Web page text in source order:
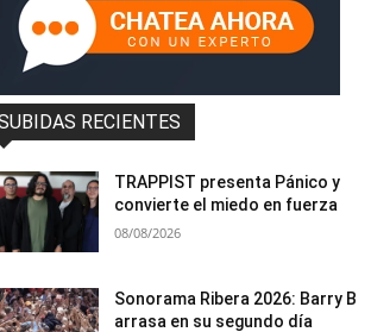
RECIENTES
TRAPPIST presenta Pánico y
convierte el miedo en fuerza
08/08/2026
Sonorama Ribera 2026: Barry B
arrasa en su segundo día